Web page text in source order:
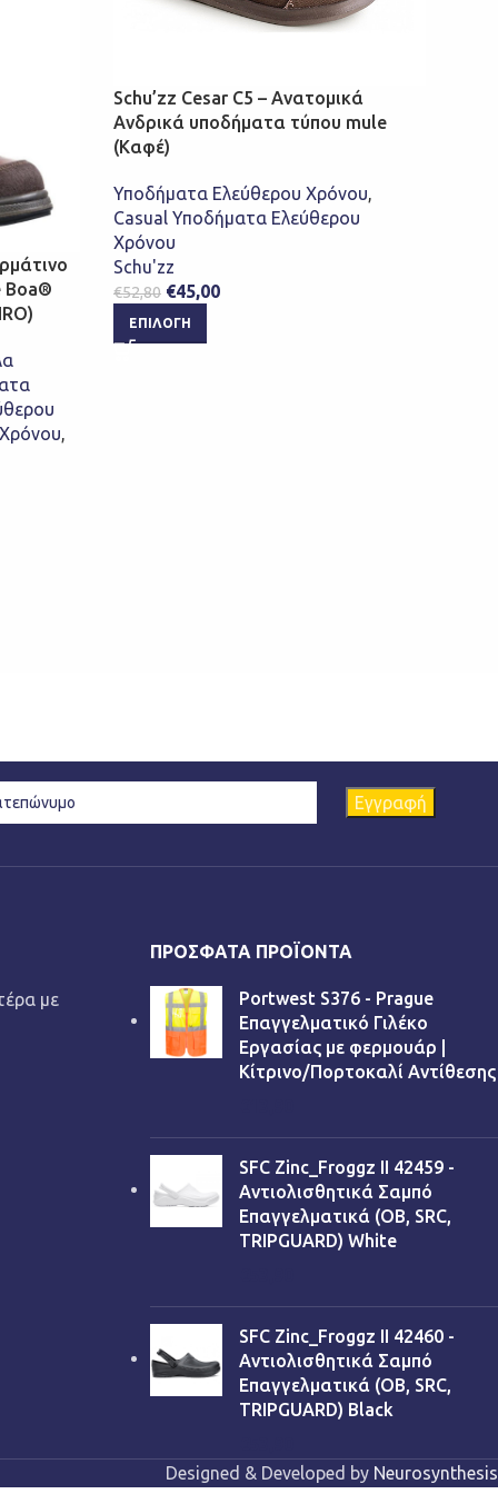
Boa®
Schu’zz Cesar C5 – Ανατομικά
Ανδρικά υποδήματα τύπου mule
(Καφέ)
Υποδήματα Ελεύθερου Χρόνου,
Casual Υποδήματα Ελεύθερου
Χρόνου
Schu'zz
€52,80 €45,00
ΕΠΙΛΟΓΉ
με
ΠΡΌΣΦΑΤΑ ΠΡΟΪΌΝΤΑ
Portwest S376 - Prague
Επαγγελματικό Γιλέκο
Εργασίας με φερμουάρ |
Κίτρινο/Πορτοκαλί Αντίθεσης
SFC Zinc_Froggz II 42459 -
Αντιολισθητικά Σαμπό
Επαγγελματικά (OB, SRC,
TRIPGUARD) White
SFC Zinc_Froggz II 42460 -
Αντιολισθητικά Σαμπό
Επαγγελματικά (OB, SRC,
TRIPGUARD) Black
Designed & Developed by Neurosynthesis